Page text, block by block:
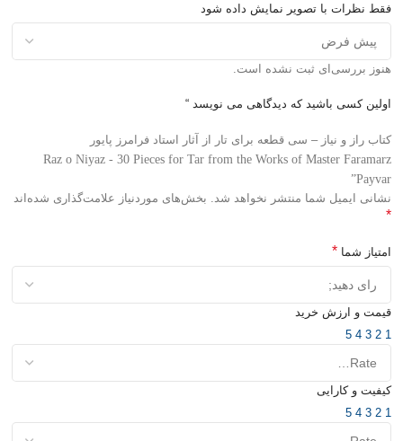
فقط نظرات با تصویر نمایش داده شود
هنوز بررسی‌ای ثبت نشده است.
اولین کسی باشید که دیدگاهی می نویسد “
کتاب راز و نیاز – سی قطعه برای تار از آثار استاد فرامرز پایور
Raz o Niyaz - 30 Pieces for Tar from the Works of Master Faramarz
Payvar”
نشانی ایمیل شما منتشر نخواهد شد.
بخش‌های موردنیاز علامت‌گذاری شده‌اند
*
امتیاز شما *
قیمت و ارزش خرید
1
2
3
4
5
کیفیت و کارایی
1
2
3
4
5